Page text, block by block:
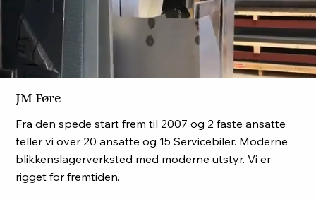
JM Føre
Fra den spede start frem til 2007 og 2 faste ansatte
teller vi over 20 ansatte og 15 Servicebiler. Moderne
blikkenslagerverksted med moderne utstyr. Vi er
rigget for fremtiden.